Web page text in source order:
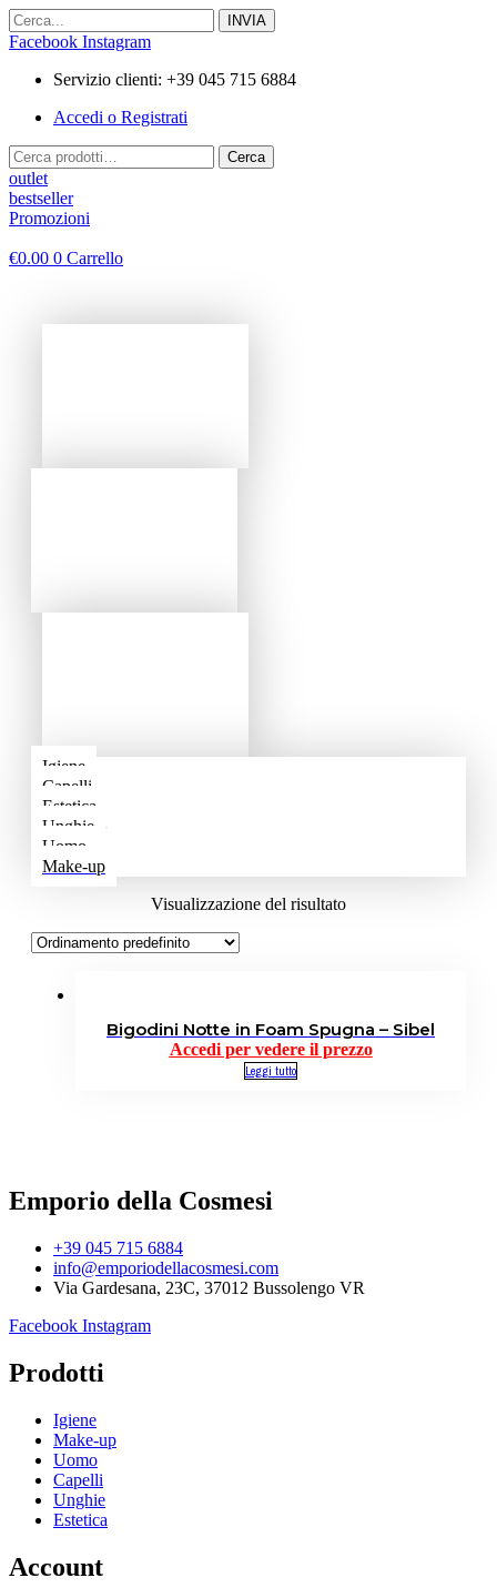
Vai
al
Facebook Instagram
Servizio clienti: +39 045 715 6884
Accedi o Registrati
Cerca:
Cerca
outlet
bestseller
Promozioni
€0.00 0 Carrello
Igiene
Capelli
Estetica
Unghie
Uomo
Make-up
Visualizzazione del risultato
Bigodini Notte in Foam Spugna – Sibel
Accedi per vedere il prezzo
Leggi tutto
Emporio della Cosmesi
+39 045 715 6884
info@emporiodellacosmesi.com
Via Gardesana, 23C, 37012 Bussolengo VR
Facebook Instagram
Prodotti
Igiene
Make-up
Uomo
Capelli
Unghie
Estetica
Account